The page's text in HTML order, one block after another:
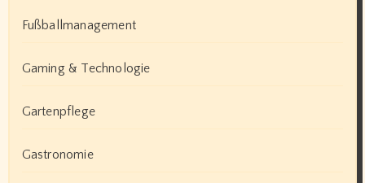
Fußballmanagement
Gaming & Technologie
Gartenpflege
Gastronomie